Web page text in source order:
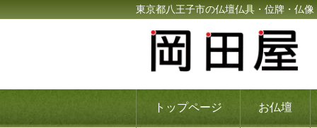
東京都八王子市の仏壇仏具・位牌・仏
トップページ お仏壇